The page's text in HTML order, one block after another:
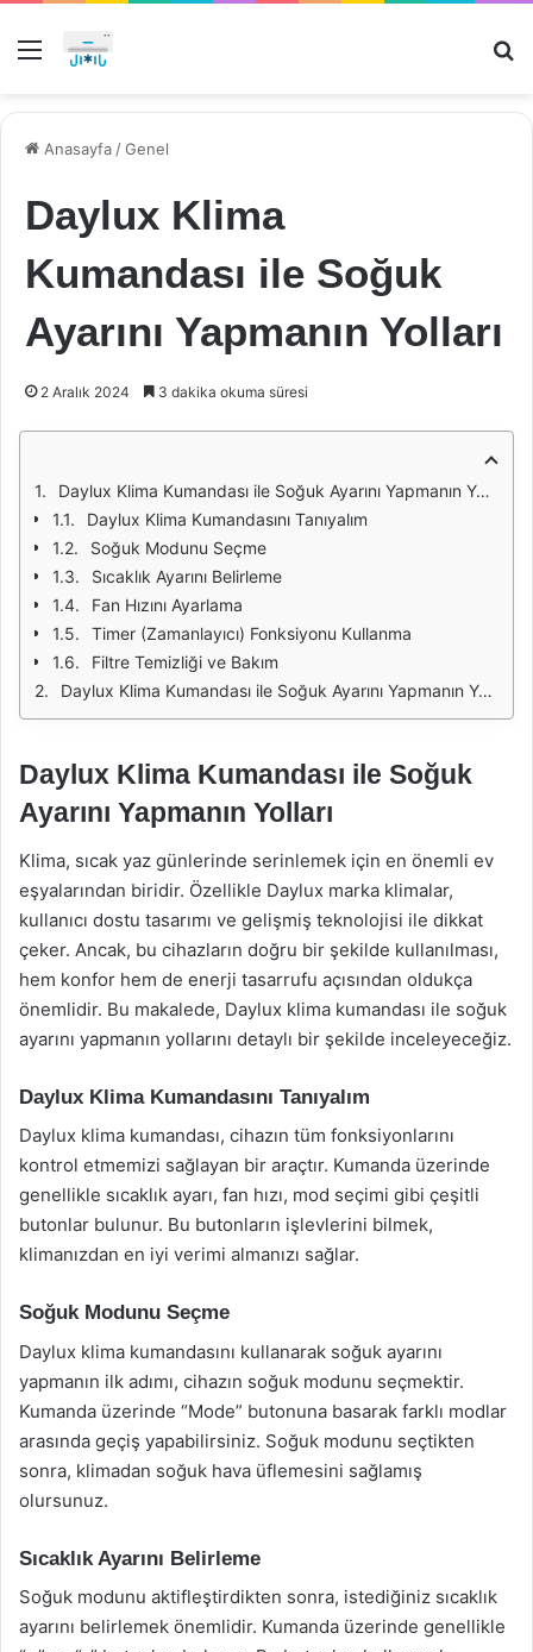
Menü
Anasayfa /Genel
Daylux Klima
Kumandası ile Soğuk
Ayarını Yapmanın Yolları
2 Aralık 2024 3 dakika okuma süresi
Daylux Klima Kumandası ile Soğuk Ayarını Yapmanın Yolları
Daylux Klima Kumandasını Tanıyalım
Soğuk Modunu Seçme
Sıcaklık Ayarını Belirleme
Fan Hızını Ayarlama
Timer (Zamanlayıcı) Fonksiyonu Kullanma
Filtre Temizliği ve Bakım
Daylux Klima Kumandası ile Soğuk Ayarını Yapmanın Yolları
Daylux Klima Kumandası ile Soğuk
Ayarını Yapmanın Yolları
Klima, sıcak yaz günlerinde serinlemek için en önemli ev
eşyalarından biridir. Özellikle Daylux marka klimalar,
kullanıcı dostu tasarımı ve gelişmiş teknolojisi ile dikkat
çeker. Ancak, bu cihazların doğru bir şekilde kullanılması,
hem konfor hem de enerji tasarrufu açısından oldukça
önemlidir. Bu makalede, Daylux klima kumandası ile soğuk
ayarını yapmanın yollarını detaylı bir şekilde inceleyeceğiz.
Daylux Klima Kumandasını Tanıyalım
Daylux klima kumandası, cihazın tüm fonksiyonlarını
kontrol etmemizi sağlayan bir araçtır. Kumanda üzerinde
genellikle sıcaklık ayarı, fan hızı, mod seçimi gibi çeşitli
butonlar bulunur. Bu butonların işlevlerini bilmek,
klimanızdan en iyi verimi almanızı sağlar.
Soğuk Modunu Seçme
Daylux klima kumandasını kullanarak soğuk ayarını
yapmanın ilk adımı, cihazın soğuk modunu seçmektir.
Kumanda üzerinde “Mode” butonuna basarak farklı modlar
arasında geçiş yapabilirsiniz. Soğuk modunu seçtikten
sonra, klimadan soğuk hava üflemesini sağlamış
olursunuz.
Sıcaklık Ayarını Belirleme
Soğuk modunu aktifleştirdikten sonra, istediğiniz sıcaklık
ayarını belirlemek önemlidir. Kumanda üzerinde genellikle